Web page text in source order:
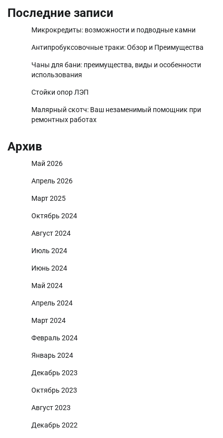
Последние записи
Микрокредиты: возможности и подводные камни
Антипробуксовочные траки: Обзор и Преимущества
Чаны для бани: преимущества, виды и особенности
использования
Стойки опор ЛЭП
Малярный скотч: Ваш незаменимый помощник при
ремонтных работах
Архив
Май 2026
Апрель 2026
Март 2025
Октябрь 2024
Август 2024
Июль 2024
Июнь 2024
Май 2024
Апрель 2024
Март 2024
Февраль 2024
Январь 2024
Декабрь 2023
Октябрь 2023
Август 2023
Декабрь 2022